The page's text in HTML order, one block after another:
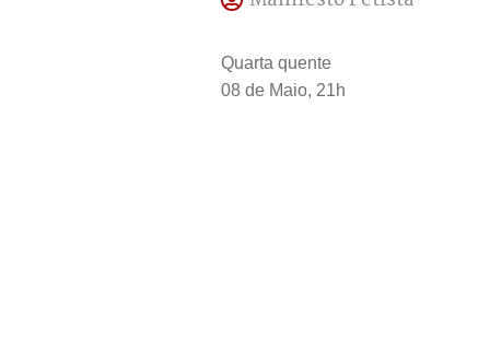
Quarta quente
08 de Maio, 21h